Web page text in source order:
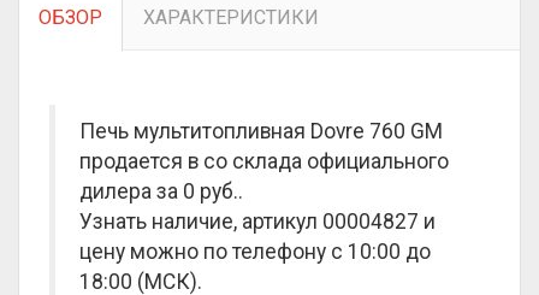
ОБЗОР ХАРАКТЕРИСТИКИ
Печь мультитопливная Dovre 760 GM
продается в со склада официального
дилера за 0 руб..
Узнать наличие, артикул 00004827 и
цену можно по телефону с 10:00 до
18:00 (МСК).